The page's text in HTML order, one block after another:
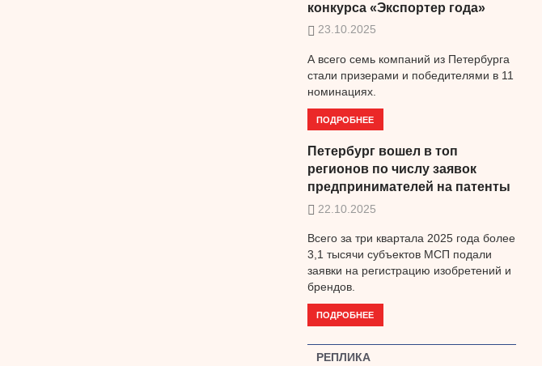
конкурса «Экспортер года»
23.10.2025
А всего семь компаний из Петербурга
стали призерами и победителями в 11
номинациях.
ПОДРОБНЕЕ
Петербург вошел в топ
регионов по числу заявок
предпринимателей на патенты
22.10.2025
Всего за три квартала 2025 года более
3,1 тысячи субъектов МСП подали
заявки на регистрацию изобретений и
брендов.
ПОДРОБНЕЕ
РЕПЛИКА